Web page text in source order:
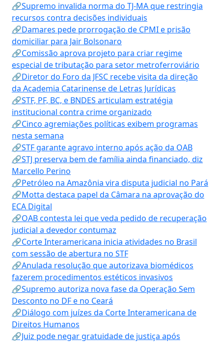
🔗Supremo invalida norma do TJ-MA que restringia
recursos contra decisões individuais
🔗Damares pede prorrogação de CPMI e prisão
domiciliar para Jair Bolsonaro
🔗Comissão aprova projeto para criar regime
especial de tributação para setor metroferroviário
🔗Diretor do Foro da JFSC recebe visita da direção
da Academia Catarinense de Letras Jurídicas
🔗STF, PF, BC, e BNDES articulam estratégia
institucional contra crime organizado
🔗Cinco agremiações políticas exibem programas
nesta semana
🔗STF garante agravo interno após ação da OAB
🔗STJ preserva bem de família ainda financiado, diz
Marcello Perino
🔗Petróleo na Amazônia vira disputa judicial no Pará
🔗Motta destaca papel da Câmara na aprovação do
ECA Digital
🔗OAB contesta lei que veda pedido de recuperação
judicial a devedor contumaz
🔗Corte Interamericana inicia atividades no Brasil
com sessão de abertura no STF
🔗Anulada resolução que autorizava biomédicos
fazerem procedimentos estéticos invasivos
🔗Supremo autoriza nova fase da Operação Sem
Desconto no DF e no Ceará
🔗Diálogo com juízes da Corte Interamericana de
Direitos Humanos
🔗Juiz pode negar gratuidade de justiça após